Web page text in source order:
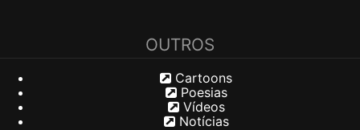
OUTROS
Cartoons
Poesias
Vídeos
Notícias